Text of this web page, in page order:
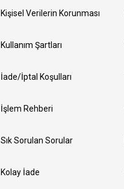
Kişisel Verilerin Korunması
Kullanım Şartları
İade/İptal Koşulları
İşlem Rehberi
Sık Sorulan Sorular
Kolay İade